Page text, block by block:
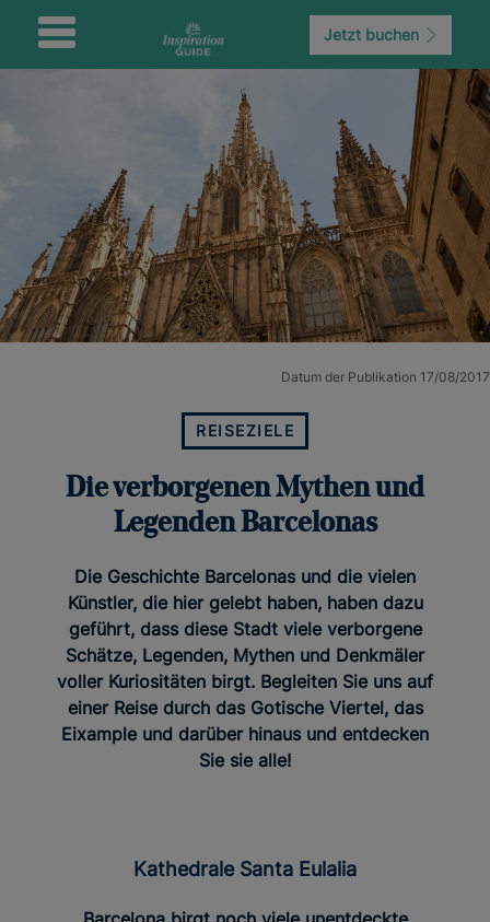
Jetzt buchen
Datum der Publikation 17/08/2017
REISEZIELE
Die verborgenen Mythen und
Legenden Barcelonas
Die Geschichte Barcelonas und die vielen
Künstler, die hier gelebt haben, haben dazu
geführt, dass diese Stadt viele verborgene
Schätze, Legenden, Mythen und Denkmäler
voller Kuriositäten birgt. Begleiten Sie uns auf
einer Reise durch das Gotische Viertel, das
Eixample und darüber hinaus und entdecken
Sie sie alle!​
Kathedrale Santa Eulalia